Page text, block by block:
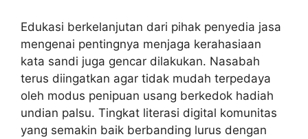
Edukasi berkelanjutan dari pihak penyedia jasa
mengenai pentingnya menjaga kerahasiaan
kata sandi juga gencar dilakukan. Nasabah
terus diingatkan agar tidak mudah terpedaya
oleh modus penipuan usang berkedok hadiah
undian palsu. Tingkat literasi digital komunitas
yang semakin baik berbanding lurus dengan